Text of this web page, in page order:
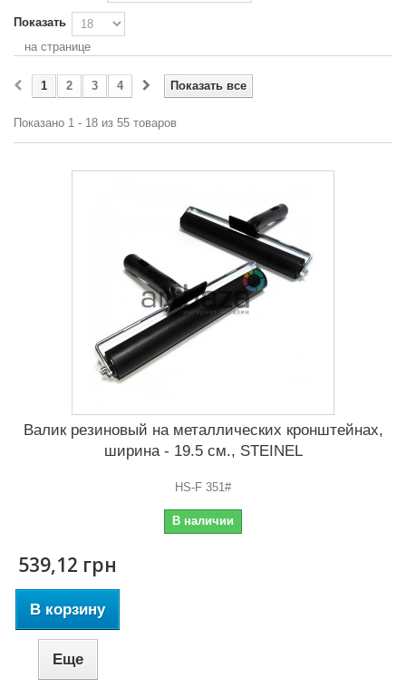
Показать
на странице
Показать все
1 2 3 4
Показано 1 - 18 из 55 товаров
Валик резиновый на металлических кронштейнах,
ширина - 19.5 см., STEINEL
HS-F 351#
В наличии
539,12 грн
В корзину
Еще